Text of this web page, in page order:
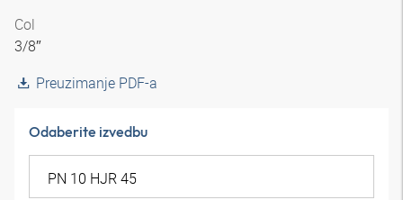
Col
3/8″
Preuzimanje PDF-a
Odaberite izvedbu